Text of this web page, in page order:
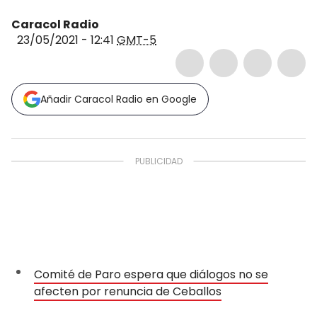
Caracol Radio
23/05/2021 - 12:41 GMT-5
Añadir Caracol Radio en Google
Comité de Paro espera que diálogos no se
afecten por renuncia de Ceballos